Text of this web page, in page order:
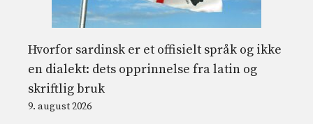
Hvorfor sardinsk er et offisielt språk og ikke
en dialekt: dets opprinnelse fra latin og
skriftlig bruk
9. august 2026